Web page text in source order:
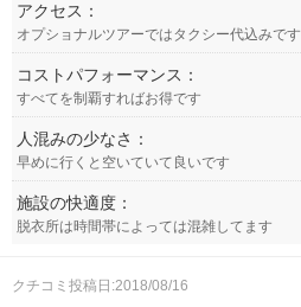
アクセス：
オプショナルツアーではタクシー代込みです
コストパフォーマンス：
すべてを制覇すればお得です
人混みの少なさ：
早めに行くと空いていて良いです
施設の快適度：
脱衣所は時間帯によっては混雑してます
クチコミ投稿日:2018/08/16